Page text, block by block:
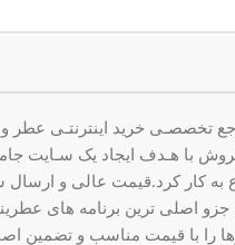
تخصصـی خرید اینترنتـی عطر
20 سال سابقه فروش با هـدف ایجاد یک
کار کرد.قیمت عالی و ارسال
اصلی ترین برنامه های عطرینه
را با قیمت مناسب و تضمین